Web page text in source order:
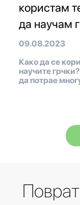
користам
да научам
09.08.2023
Како да се
научите
да потрае